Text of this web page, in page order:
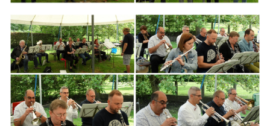
Branding
ARMCHAIR